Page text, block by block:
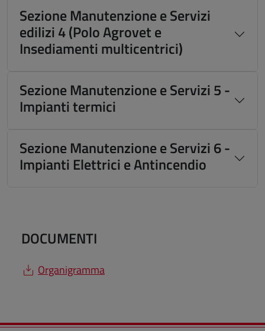
Sezione Manutenzione e Servizi
edilizi 4 (Polo Agrovet e
Insediamenti multicentrici)
Sezione Manutenzione e Servizi 5 -
Impianti termici
Sezione Manutenzione e Servizi 6 -
Impianti Elettrici e Antincendio
DOCUMENTI
Organigramma